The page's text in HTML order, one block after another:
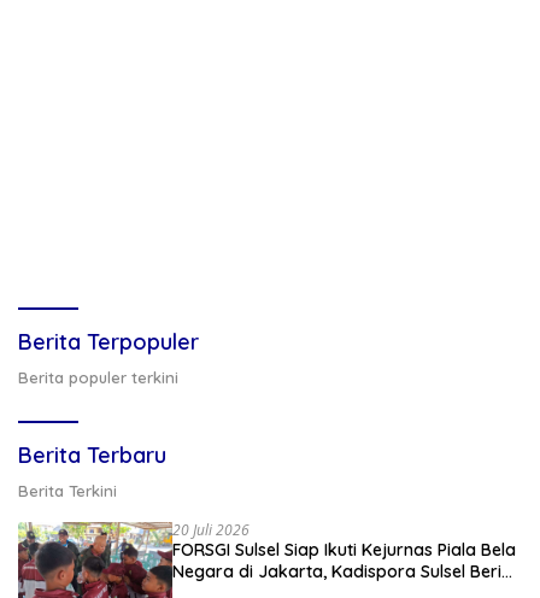
Berita Terpopuler
Berita populer terkini
Berita Terbaru
Berita Terkini
20 Juli 2026
FORSGI Sulsel Siap Ikuti Kejurnas Piala Bela
Negara di Jakarta, Kadispora Sulsel Beri